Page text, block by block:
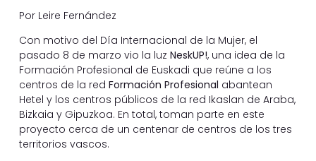
Por Leire Fernández
Con motivo del Día Internacional de la Mujer, el
pasado 8 de marzo vio la luz NeskUP!, una idea de la
Formación Profesional de Euskadi que reúne a los
centros de la red Formación Profesional abantean
Hetel y los centros públicos de la red Ikaslan de Araba,
Bizkaia y Gipuzkoa. En total, toman parte en este
proyecto cerca de un centenar de centros de los tres
territorios vascos.